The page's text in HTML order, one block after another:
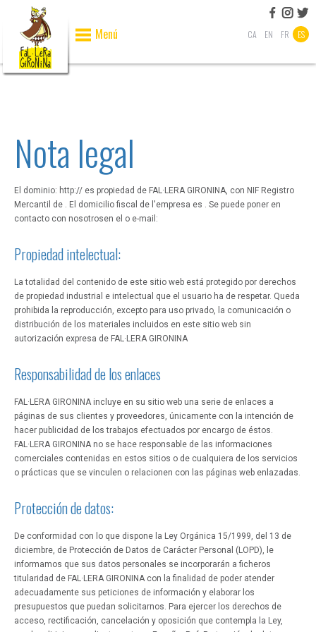
CA EN FR ES
Menú
Nota legal
El dominio: http:// es propiedad de FAL·LERA GIRONINA, con NIF Registro
Mercantil de . El domicilio fiscal de l'empresa es . Se puede poner en
contacto con nosotrosen el o e-mail:
Propiedad intelectual:
La totalidad del contenido de este sitio web está protegido por derechos
de propiedad industrial e intelectual que el usuario ha de respetar. Queda
prohibida la reproducción, excepto para uso privado, la comunicación o
distribución de los materiales incluidos en este sitio web sin
autorización expresa de FAL·LERA GIRONINA
Responsabilidad de los enlaces
FAL·LERA GIRONINA incluye en su sitio web una serie de enlaces a
páginas de sus clientes y proveedores, únicamente con la intención de
hacer publicidad de los trabajos efectuados por encargo de éstos.
FAL·LERA GIRONINA no se hace responsable de las informaciones
comerciales contenidas en estos sitios o de cualquiera de los servicios
o prácticas que se vinculen o relacionen con las páginas web enlazadas.
Protección de datos:
De conformidad con lo que dispone la Ley Orgánica 15/1999, del 13 de
diciembre, de Protección de Datos de Carácter Personal (LOPD), le
informamos que sus datos personales se incorporarán a ficheros
titularidad de FAL·LERA GIRONINA con la finalidad de poder atender
adecuadamente sus peticiones de información y elaborar los
presupuestos que puedan solicitarnos. Para ejercer los derechos de
acceso, rectificación, cancelación y oposición que contempla la Ley,